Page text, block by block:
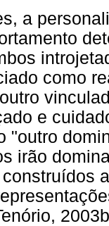
a
como
e
"outro
irão